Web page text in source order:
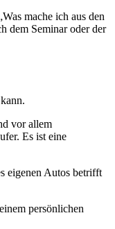
mache ich aus den
dem Seminar oder der
vor allem
Es ist eine
eigenen Autos betrifft
persönlichen